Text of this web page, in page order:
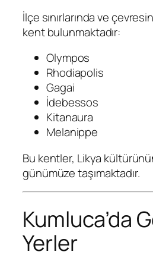
İlçe sınırlarında ve
kent bulunmaktadır:
Olympos
Rhodiapolis
Gagai
İdebessos
Kitanaura
Melanippe
Bu kentler, Likya
günümüze taşımaktadır.
Kumluca’da
Yerler